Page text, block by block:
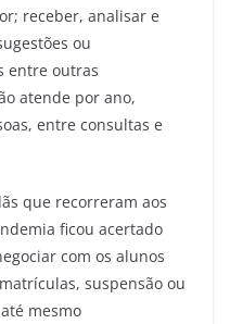
receber, analisar e
ou
entre outras
atende por ano,
entre consultas e
que recorreram aos
ficou acertado
com os alunos
suspensão ou
mesmo